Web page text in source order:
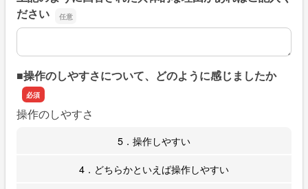
ださい
上記のように回答された具体的な理由があればご記入くだ
■操作のしやすさについて、どのように感じましたか
操作のしやすさ
5．操作しやすい
4．どちらかといえば操作しやすい